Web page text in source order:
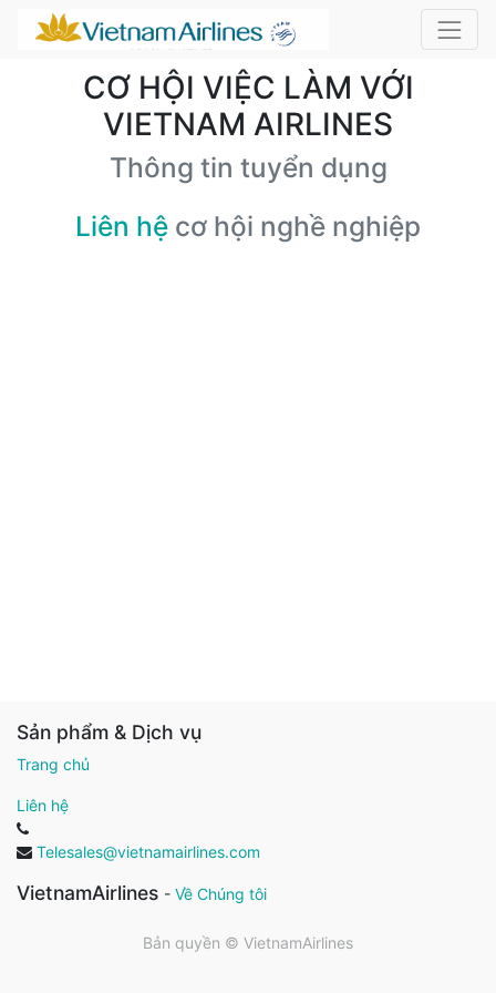
CƠ HỘI VIỆC LÀM VỚI
VIETNAM AIRLINES
Thông tin tuyển dụng
Liên hệ cơ hội nghề nghiệp
Sản phẩm & Dịch vụ
Trang chủ
Liên hệ
Telesales@vietnamairlines.com
VietnamAirlines - Về Chúng tôi
Bản quyền © VietnamAirlines